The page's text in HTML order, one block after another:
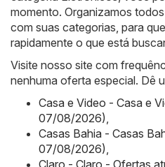
momento. Organizamos
com suas categorias, para
rapidamente o que está
Visite nosso site com
nenhuma oferta especial. Dê
Casa e Video - Casa e
07/08/2026),
Casas Bahia - Casas
07/08/2026),